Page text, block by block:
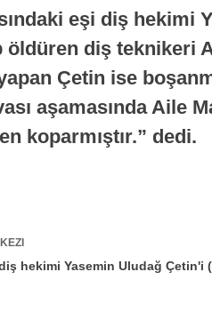
eşi diş hekimi
diş teknikeri
Çetin ise
aşamasında Aile
koparmıştır.” dedi.